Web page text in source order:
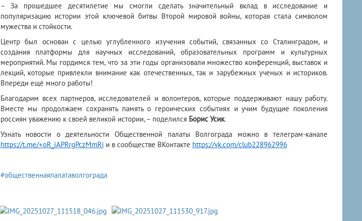
– За прошедшее десятилетие мы смогли сделать значительный вклад в исследование и
популяризацию истории этой ключевой битвы Второй мировой войны, которая стала символом
мужества и стойкости.
Центр был основан с целью углубленного изучения событий, связанных со Сталинградом, и
создания платформы для научных исследований, образовательных программ и культурных
мероприятий. Мы гордимся тем, что за эти годы организовали множество конференций, выставок и
лекций, которые привлекли внимание как отечественных, так и зарубежных ученых и историков.
Впереди ещё много работы!
Благодарим всех партнеров, исследователей и волонтеров, которые поддерживают нашу работу.
Вместе мы продолжаем сохранять память о героических событиях и учим будущие поколения
россиян уважению к своей великой истории, – поделился Борис Усик.
Узнать новости о деятельности Общественной палаты Волгограда можно в телеграм-канале
https://t.me/+oR_iAPRrgPczMmRi и в сообществе ВКонтакте https://vk.com/club228962996
#общественнаяпалатаволгограда